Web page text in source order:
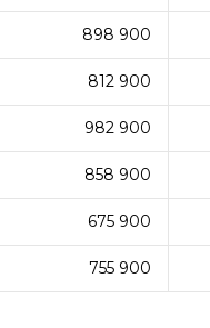
898 900
812 900
982 900
858 900
675 900
755 900